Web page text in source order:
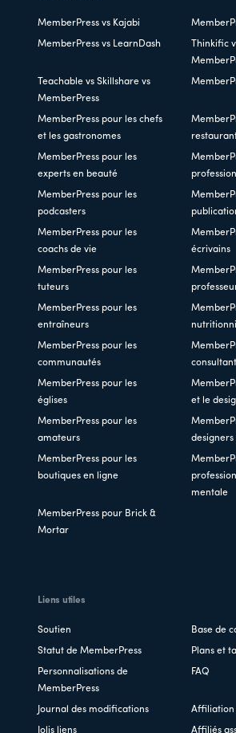
MemberPress vs Kajabi
MemberPress vs LearnDash
Thinkific
Teachable vs Skillshare vs
MemberPress
MemberPress pour les chefs
et les gastronomes
MemberPress pour les
experts en beauté
MemberPress pour les
podcasters
MemberPress pour les
coachs de vie
écrivains
MemberPress pour les
tuteurs
MemberPress pour les
entraîneurs
MemberPress pour les
communautés
MemberPress pour les
églises
et le
MemberPress pour les
amateurs
designers
MemberPress pour les
boutiques en ligne
mentale
MemberPress pour Brick &
Mortar
Liens utiles
Soutien Base de
Statut de MemberPress Plans et
Personnalisations de
MemberPress
FAQ
Journal des modifications Affiliation
Jolis liens Affiliés